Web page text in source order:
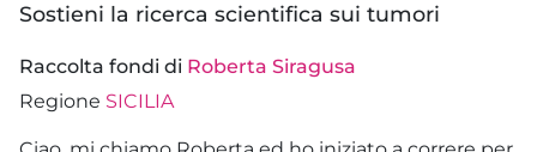
Sostieni la ricerca scientifica sui tumori
Raccolta fondi di Roberta Siragusa
Regione SICILIA